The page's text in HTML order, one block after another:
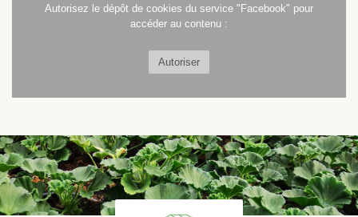
Autorisez le dépôt de cookies du service "Facebook" pour
accéder au contenu :
Autoriser